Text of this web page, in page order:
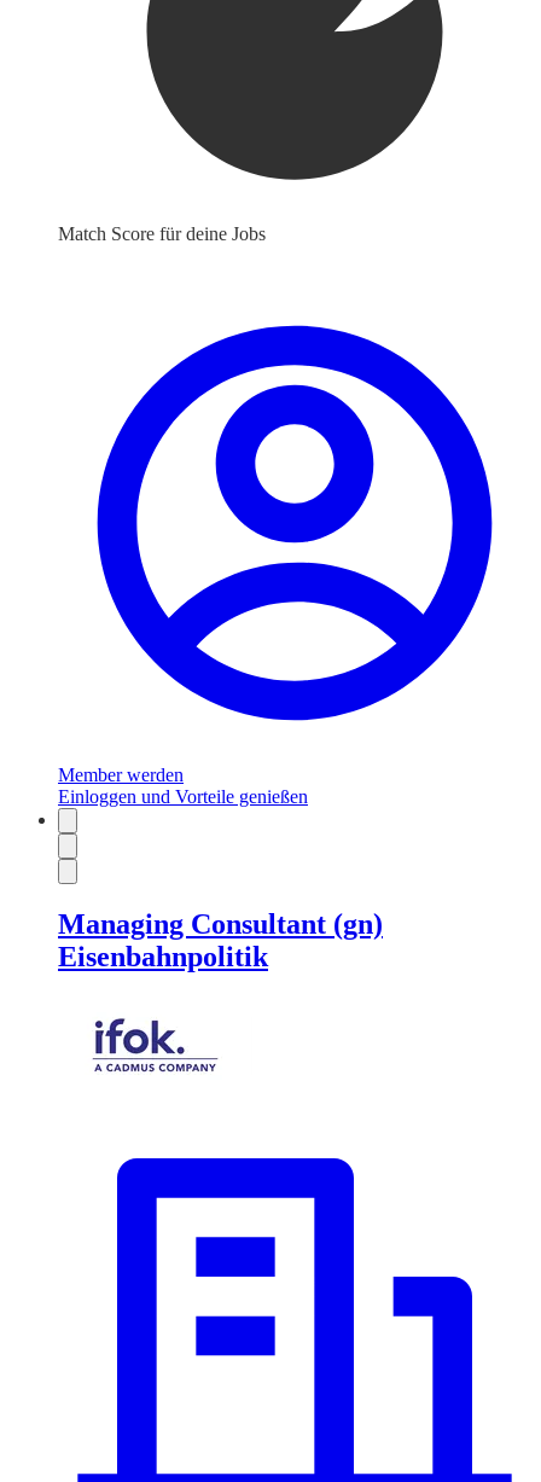
Match Score für deine Jobs
Member werden
Einloggen und Vorteile genießen
Managing Consultant (gn)
Eisenbahnpolitik